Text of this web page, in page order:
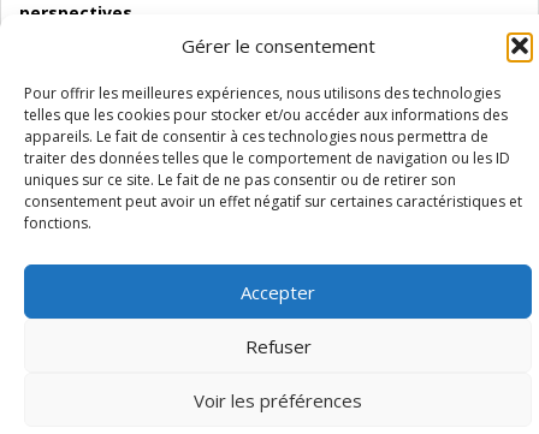
Gérer le consentement
Pour offrir les meilleures expériences, nous utilisons des technologies
telles que les cookies pour stocker et/ou accéder aux informations des
appareils. Le fait de consentir à ces technologies nous permettra de
traiter des données telles que le comportement de navigation ou les ID
uniques sur ce site. Le fait de ne pas consentir ou de retirer son
consentement peut avoir un effet négatif sur certaines caractéristiques et
fonctions.
Accepter
Refuser
Voir les préférences
perspectives
Étude d’évaluabilité des Structures
d’accompagnement à l’autocréation d’emploi (SAACE)
01 Juil 2026
Pénurie du personnel infirmier :quels indicateurs
d’offre de soins pour comprendre la situation en